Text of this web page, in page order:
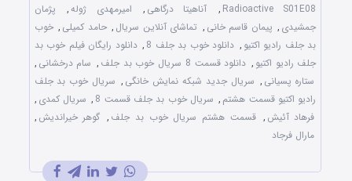
Radioactive S01E08
, آناهیتا درگاهی , امیرمهدی ژوله,
پژمان
جمشیدی , پیمان قاسم خانی , تماشای آنلاین سریال , حامد کمیلی , خوب
بد جلف رادیو اکتیو , دانلود خوب بد جلف 8 , دانلود رایگان فیلم خوب بد
جلف رادیو اکتیو , دانلود قسمت 8 سریال خوب بد جلف , سام درخشانی ,
ستاره پسیانی , سریال جدید شبکه نمایش خانگی , سریال خوب بد جلف
رادیو اکتیو قسمت هشتم , سریال خوب بد جلف قسمت 8 , سریال کمدی ,
فرهاد آئیش , قسمت هشتم سریال خوب بد جلف , گوهر خیراندیش ,
مارال فرجاد